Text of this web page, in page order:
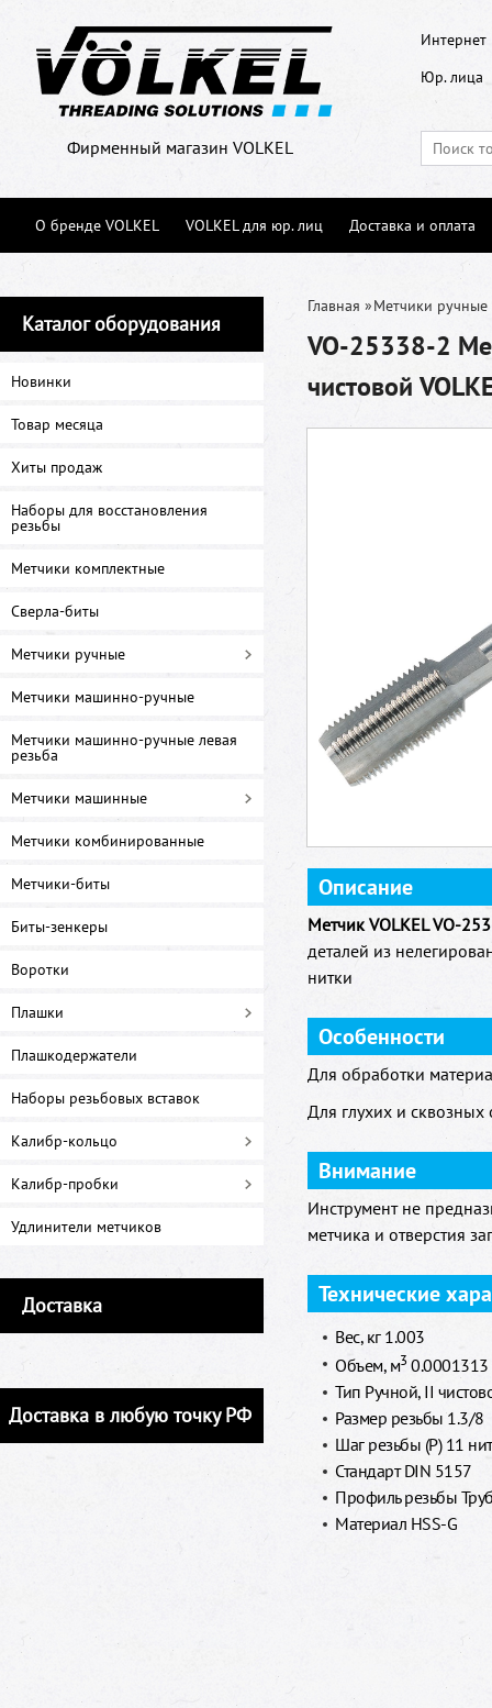
Фирменный магазин VOLKEL
Интернет
Юр. лица
О бренде VOLKEL VOLKEL для юр. лиц Доставка и оплата
Каталог оборудования
Новинки
Товар месяца
Хиты продаж
Наборы для восстановления
резьбы
Метчики комплектные
Сверла-биты
Метчики ручные
Метчики машинно-ручные
Метчики машинно-ручные левая
резьба
Метчики машинные
Метчики комбинированные
Метчики-биты
Биты-зенкеры
Воротки
Плашки
Плашкодержатели
Наборы резьбовых вставок
Калибр-кольцо
Калибр-пробки
Удлинители метчиков
Доставка
Доставка в любую точку РФ
Главная »Метчики ручные
VO-25338-2
чистовой
Описание
Метчик VOLKEL VO-
деталей из
нитки
Особенности
Для обработки
Для глухих и сквозных
Внимание
Инструмент не
метчика и отверстия
Технические
Вес, кг 1.003
Объем, м3 0.0001313
Тип Ручной, II
Размер резьбы 1.3/8
Шаг резьбы (Р) 11
Стандарт DIN 5157
Профиль резьбы
Материал HSS-G